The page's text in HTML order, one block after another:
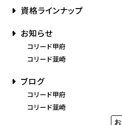
資格ラインナップ
お知らせ
コリード甲府
コリード韮崎
ブログ
コリード甲府
コリード韮崎